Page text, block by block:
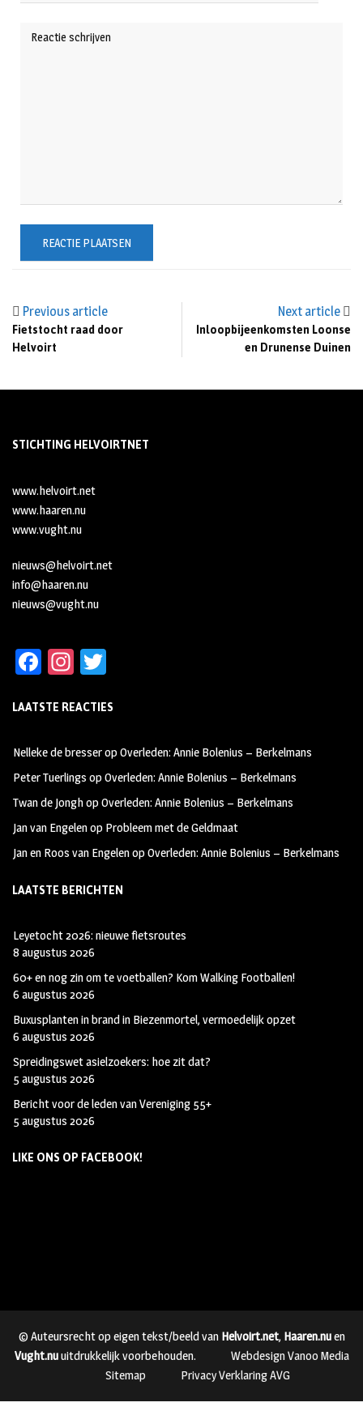
Previous article
Fietstocht raad door
Helvoirt
Next article
Inloopbijeenkomsten Loonse
en Drunense Duinen
STICHTING HELVOIRTNET
www.helvoirt.net
www.haaren.nu
www.vught.nu
nieuws@helvoirt.net
info@haaren.nu
nieuws@vught.nu
Fa
b
oo
k
In
ag
m
tt
LAATSTE REACTIES
Nelleke de bresseropOverleden: Annie Bolenius – Berkelmans
Peter Tuerlings opOverleden: Annie Bolenius – Berkelmans
Twan de JonghopOverleden: Annie Bolenius – Berkelmans
Jan van Engelenop Probleem met de Geldmaat
Jan en Roos van EngelenopOverleden: Annie Bolenius – Berkelmans
LAATSTE BERICHTEN
Leyetocht 2026: nieuwe fietsroutes
8 augustus 2026
60+ en nog zin om te voetballen? Kom Walking Footballen!
6 augustus 2026
Buxusplanten in brand in Biezenmortel, vermoedelijk opzet
6 augustus 2026
Spreidingswet asielzoekers: hoe zit dat?
5 augustus 2026
Bericht voor de leden van Vereniging 55+
5 augustus 2026
LIKE ONS OP FACEBOOK!
© Auteursrecht op eigen tekst/beeld van Helvoirt.net, Haaren.nuen
Vught.nuuitdrukkelijk voorbehouden.
Webdesign Vanoo Media
Sitemap
Privacy Verklaring AVG